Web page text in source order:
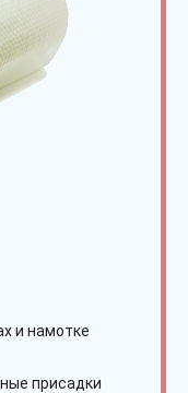
и намотке
присадки